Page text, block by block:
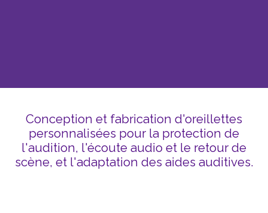
Conception et fabrication d'oreillettes
personnalisées pour la protection de
l'audition, l'écoute audio et le retour de
scène, et l'adaptation des aides auditives.